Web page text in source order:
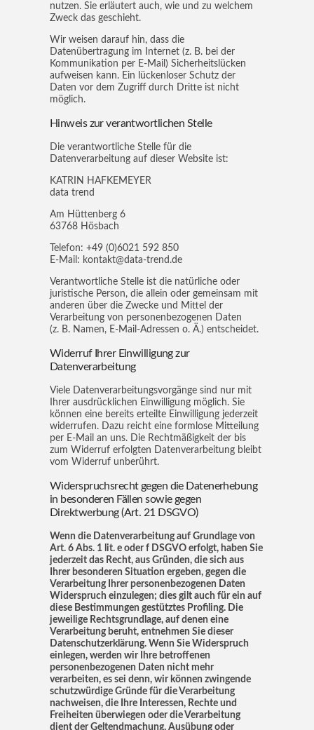
nutzen. Sie erläutert auch, wie und zu welchem
Zweck das geschieht.
Wir weisen darauf hin, dass die
Datenübertragung im Internet (z. B. bei der
Kommunikation per E-Mail) Sicherheitslücken
aufweisen kann. Ein lückenloser Schutz der
Daten vor dem Zugriff durch Dritte ist nicht
möglich.
Hinweis zur verantwortlichen Stelle
Die verantwortliche Stelle für die
Datenverarbeitung auf dieser Website ist:
KATRIN HAFKEMEYER
data trend
Am Hüttenberg 6
63768 Hösbach
Telefon: +49 (0)6021 592 850
E-Mail: kontakt@data-trend.de
Verantwortliche Stelle ist die natürliche oder
juristische Person, die allein oder gemeinsam mit
anderen über die Zwecke und Mittel der
Verarbeitung von personenbezogenen Daten
(z. B. Namen, E-Mail-Adressen o. Ä.) entscheidet.
Widerruf Ihrer Einwilligung zur
Datenverarbeitung
Viele Datenverarbeitungsvorgänge sind nur mit
Ihrer ausdrücklichen Einwilligung möglich. Sie
können eine bereits erteilte Einwilligung jederzeit
widerrufen. Dazu reicht eine formlose Mitteilung
per E-Mail an uns. Die Rechtmäßigkeit der bis
zum Widerruf erfolgten Datenverarbeitung bleibt
vom Widerruf unberührt.
Widerspruchsrecht gegen die Datenerhebung
in besonderen Fällen sowie gegen
Direktwerbung (Art. 21 DSGVO)
Wenn die Datenverarbeitung auf Grundlage von
Art. 6 Abs. 1 lit. e oder f DSGVO erfolgt, haben Sie
jederzeit das Recht, aus Gründen, die sich aus
Ihrer besonderen Situation ergeben, gegen die
Verarbeitung Ihrer personenbezogenen Daten
Widerspruch einzulegen; dies gilt auch für ein auf
diese Bestimmungen gestütztes Profiling. Die
jeweilige Rechtsgrundlage, auf denen eine
Verarbeitung beruht, entnehmen Sie dieser
Datenschutzerklärung. Wenn Sie Widerspruch
einlegen, werden wir Ihre betroffenen
personenbezogenen Daten nicht mehr
verarbeiten, es sei denn, wir können zwingende
schutzwürdige Gründe für die Verarbeitung
nachweisen, die Ihre Interessen, Rechte und
Freiheiten überwiegen oder die Verarbeitung
dient der Geltendmachung, Ausübung oder